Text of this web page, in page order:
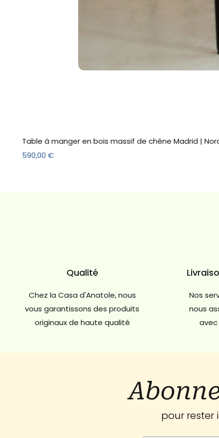
Table à manger en bois massif de chêne Madrid |
Prix
590,00 €
Qualité
Chez la Casa d'Anatole, nous
vous garantissons des produits
originaux de haute qualité
Nos
nous
avec
pour rester